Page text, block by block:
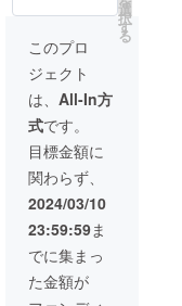
を避け
てくだ
さい。
・製造
者：津
山屋製
菓株式
会社 島
根県出
雲市斐
川町直
江5246
番地 ※
郵送に
て、支
援者さ
まにお
届けさ
定の使
用感は
ありま
す。 ※
それぞ
れおお
よそで
制作し
ている
もので
規格サ
イズな
どはあ
りませ
ん。 ※
郵送に
て、支
ことを
了承く
ださ
い。
宗町、
市、岐
阜市な
ど 応
相談 ※
日時等
詳細は
支援者
様と
メール
にて調
整いた
しま
す。 ※
現地ま
での交
井川香
石川潤
一 実施
場所：
岐阜県
七宗町
実施日
時：お
申込者
さまと
ご相談
のうえ
決めさ
せてい
ただき
始める
させて
頂きま
す。 友
達の相
談に熱
心に
乗って
しまう
たっぷ
り独り
占めし
てくだ
る鶏む
ね肉煮
・名
称：惣
菜 ・原
材料
名：鶏
むね肉
（国
産）、
醤油、
上白
糖、甜
菜糖、
鮎出汁
グジュ
アリー
感の高
い個室
の様な
テント
の中
で"本物
のロー
ズ"が持
つ美肌
美腸力
を下半
身の粘
膜から
身体に
届ける
新しい
選
択
す
る
このプロ
ジェクト
は、 All-In方
式です。
目標金額に
関わらず、
2024/03/10
23:59:59ま
でに集まっ
た金額が